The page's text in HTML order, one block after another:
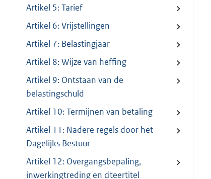
Artikel 5: Tarief
Artikel 6: Vrijstellingen
Artikel 7: Belastingjaar
Artikel 8: Wijze van heffing
Artikel 9: Ontstaan van de
belastingschuld
Artikel 10: Termijnen van betaling
Artikel 11: Nadere regels door het
Dagelijks Bestuur
Artikel 12: Overgangsbepaling,
inwerkingtreding en citeertitel